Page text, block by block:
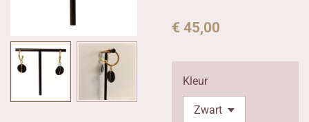
€ 45,00
Kleur